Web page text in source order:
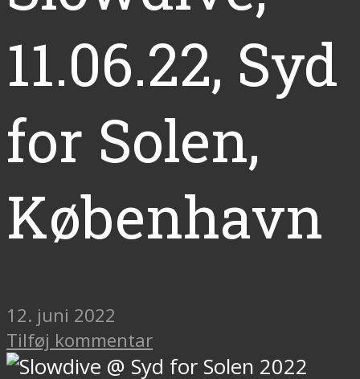
11.06.22, Syd
for Solen,
København
12. juni 2022
Tilføj kommentar